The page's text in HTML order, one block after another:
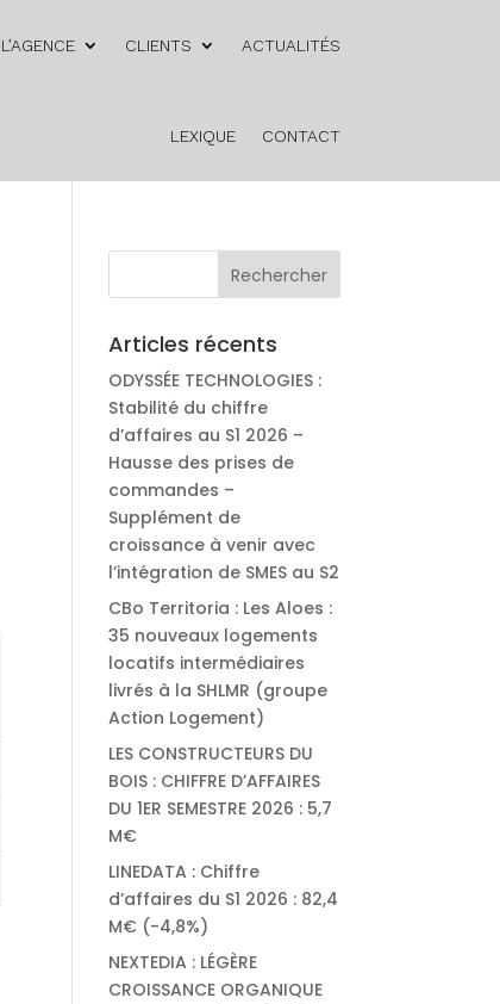
L’AGENCE CLIENTS ACTUALITÉS
LEXIQUE CONTACT
Articles récents
ODYSSÉE TECHNOLOGIES :
Stabilité du chiffre
d’affaires au S1 2026 –
Hausse des prises de
commandes –
Supplément de
croissance à venir avec
l’intégration de SMES au S2
CBo Territoria : Les Aloes :
35 nouveaux logements
locatifs intermédiaires
livrés à la SHLMR (groupe
Action Logement)
LES CONSTRUCTEURS DU
BOIS : CHIFFRE D’AFFAIRES
DU 1ER SEMESTRE 2026 : 5,7
M€
LINEDATA : Chiffre
d’affaires du S1 2026 : 82,4
M€ (-4,8%)
NEXTEDIA : LÉGÈRE
CROISSANCE ORGANIQUE